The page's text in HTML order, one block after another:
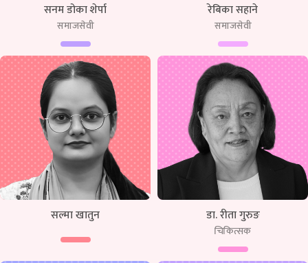
सनम डोका शेर्पा
समाजसेवी
रेबिका सहाने
समाजसेवी
सल्मा खातुन डा. रीता गुरुङ
चिकित्सक